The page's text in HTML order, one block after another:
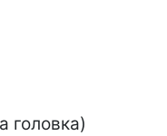
головка)